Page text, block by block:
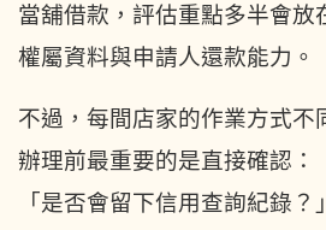
當舖借款，評估重點多半會放
權屬資料與申請人還款能力。
不過，每間店家的作業方式不
辦理前最重要的是直接確認：
「是否會留下信用查詢紀錄